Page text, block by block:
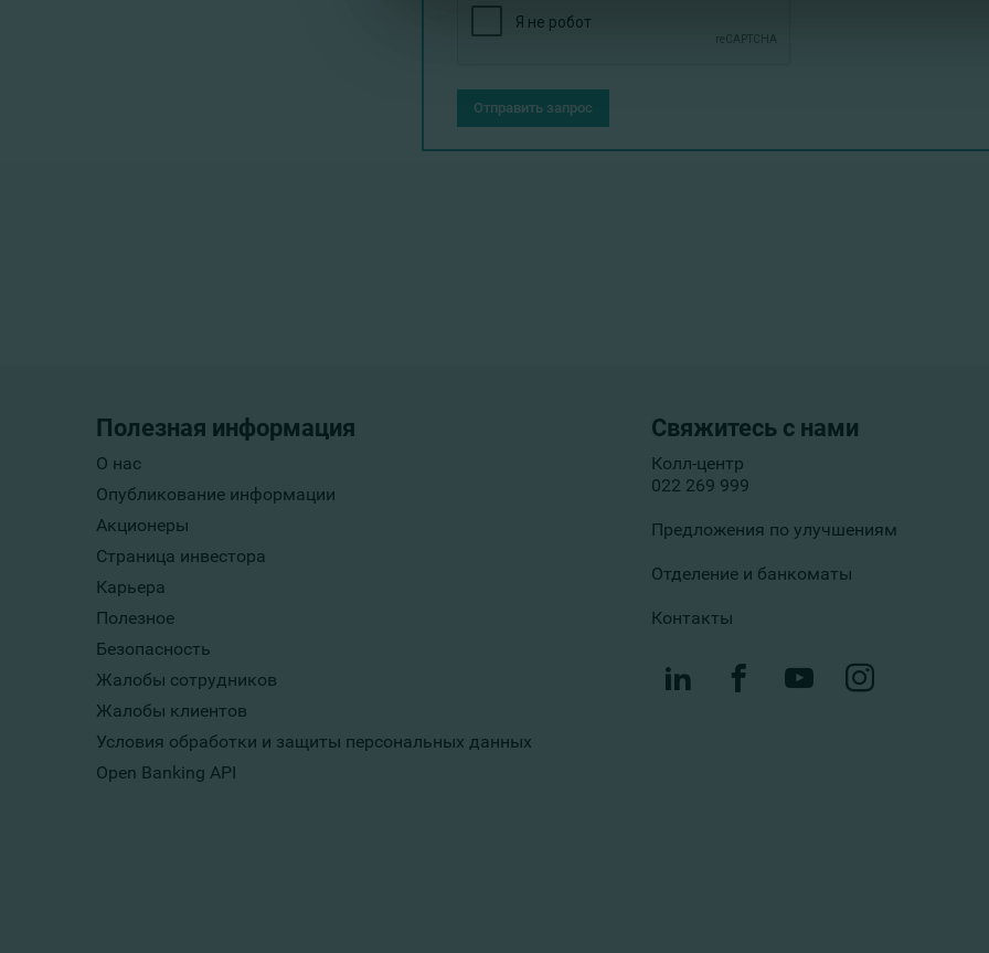
Отправить запрос
Полезная информация
О нас
Опубликование информации
Акционеры
Страница инвестора
Карьера
Полезное
Безопасность
Жалобы сотрудников
Жалобы клиентов
Условия обработки и защиты персональных данных
Open Banking API
Свяжитесь с нами
Колл-центр
022 269 999
Предложения по улучшениям
Отделение и банкоматы
Контакты